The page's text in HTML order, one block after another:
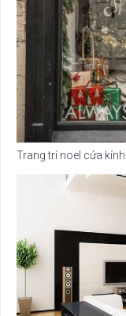
Trang trí noel cửa